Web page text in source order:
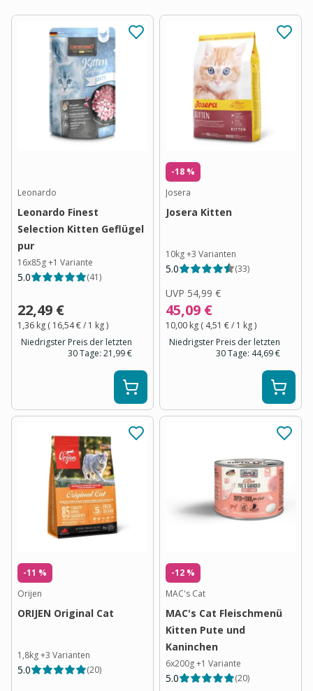
Leonardo
Leonardo Finest
Selection Kitten Geflügel
pur
16x85g+1 Variante
5.0 (41)
22,49 €
1,36 kg ( 16,54 €/ 1 kg)
Niedrigster Preis der letzten
30 Tage: 21,99 €
-18 %
Josera
Josera Kitten
10kg+3 Varianten
5.0 (33)
UVP 54,99 €
45,09 €
10,00 kg ( 4,51 €/ 1 kg)
Niedrigster Preis der letzten
30 Tage: 44,69 €
-11 %
Orijen
ORIJEN Original Cat
1,8kg+3 Varianten
5.0 (20)
-12 %
MAC's Cat
MAC's Cat Fleischmenü
Kitten Pute und
Kaninchen
6x200g+1 Variante
5.0 (20)